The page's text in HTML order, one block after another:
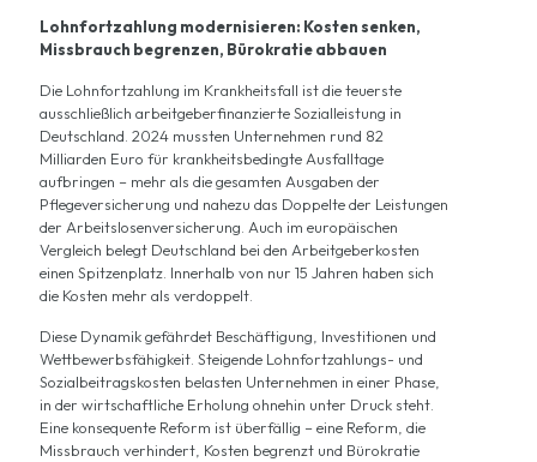
Lohnfortzahlung modernisieren: Kosten senken,
Missbrauch begrenzen, Bürokratie abbauen
Die Lohnfortzahlung im Krankheitsfall ist die teuerste
ausschließlich arbeitgeberfinanzierte Sozialleistung in
Deutschland. 2024 mussten Unternehmen rund 82
Milliarden Euro für krankheitsbedingte Ausfalltage
aufbringen – mehr als die gesamten Ausgaben der
Pflegeversicherung und nahezu das Doppelte der Leistungen
der Arbeitslosenversicherung. Auch im europäischen
Vergleich belegt Deutschland bei den Arbeitgeberkosten
einen Spitzenplatz. Innerhalb von nur 15 Jahren haben sich
die Kosten mehr als verdoppelt.
Diese Dynamik gefährdet Beschäftigung, Investitionen und
Wettbewerbsfähigkeit. Steigende Lohnfortzahlungs- und
Sozialbeitragskosten belasten Unternehmen in einer Phase,
in der wirtschaftliche Erholung ohnehin unter Druck steht.
Eine konsequente Reform ist überfällig – eine Reform, die
Missbrauch verhindert, Kosten begrenzt und Bürokratie